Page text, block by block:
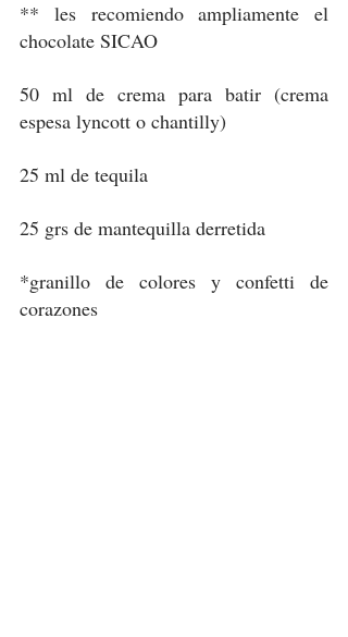
** les recomiendo ampliamente el
chocolate SICAO
50 ml de crema para batir (crema
espesa lyncott o chantilly)
25 ml de tequila
25 grs de mantequilla derretida
*granillo de colores y confetti de
corazones